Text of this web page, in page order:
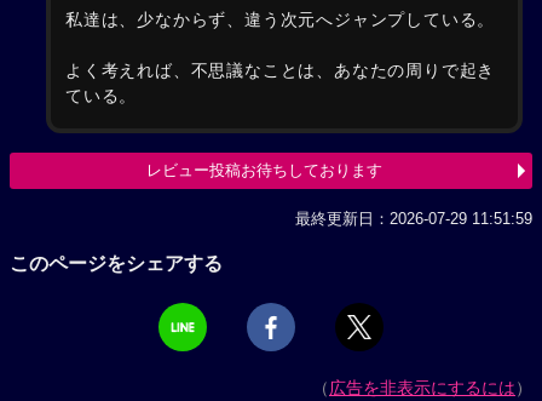
私達は、少なからず、違う次元へジャンプしている。
よく考えれば、不思議なことは、あなたの周りで起き
ている。
レビュー投稿お待ちしております
最終更新日：2026-07-29 11:51:59
このページをシェアする
（広告を非表示にするには）